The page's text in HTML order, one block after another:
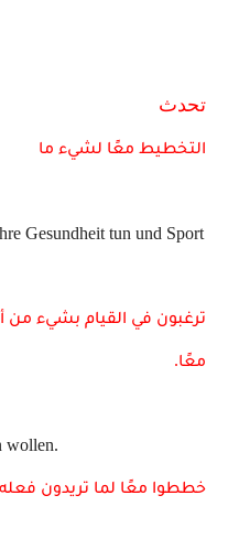
تحدث
التخطيط معًا لشيء ما
Gesundheit tun und Sport
ترغبون في القيام بشيء
معًا.
wollen.
خططوا معًا لما تريدون فعله